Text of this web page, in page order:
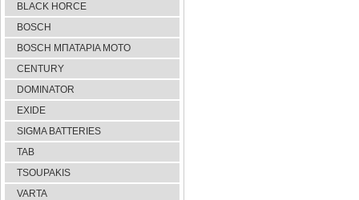
BLACK HORCE
BOSCH
BOSCH ΜΠΑΤΑΡΙΑ ΜΟΤΟ
CENTURY
DOMINATOR
EXIDE
SIGMA BATTERIES
TAB
TSOUPAKIS
VARTA